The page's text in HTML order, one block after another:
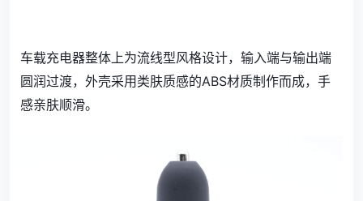
车载充电器整体上为流线型风格设计，输入端与输出端
圆润过渡，外壳采用类肤质感的ABS材质制作而成，手
感亲肤顺滑。